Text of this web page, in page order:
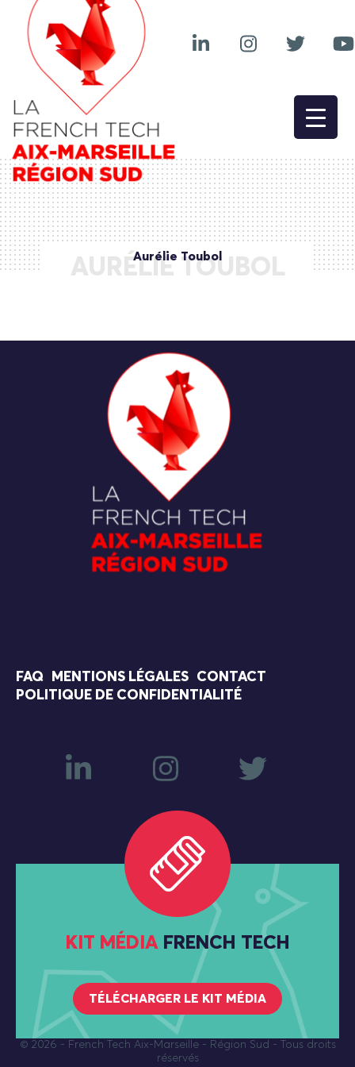
AURÉLIE TOUBOL
Aurélie Toubol
FAQ MENTIONS LÉGALES
CONTACT
POLITIQUE DE CONFIDENTIALITÉ
KIT MÉDIA FRENCH TECH
TÉLÉCHARGER LE KIT MÉDIA
© 2026 - French Tech Aix-Marseille - Région Sud - Tous droits
réservés